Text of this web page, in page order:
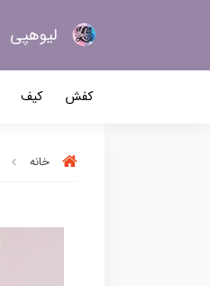
لیو‌هپی
کفش کیف
خانه